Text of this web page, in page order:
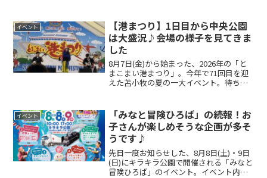
イベント
【港まつり】1日目から中央公園
は大盛況♪会場の様子を見てきま
した
8月7日(金)から始まった、2026年の「と
まこまい港まつり」。今年で71回目を迎
えた苫小牧の夏の一大イベント。待ち遠
場である中央公園、また8月8日(土)・8月
9日(日)...
イベント
「みなと冒険ひろば」の続報！お
子さんが楽しめそうな企画が多そ
うです♪
先日一度お知らせした、8月8日(土)・9日
(日)にキラキラ公園で開催される「みなと
冒険ひろば」のイベント。イベント内容